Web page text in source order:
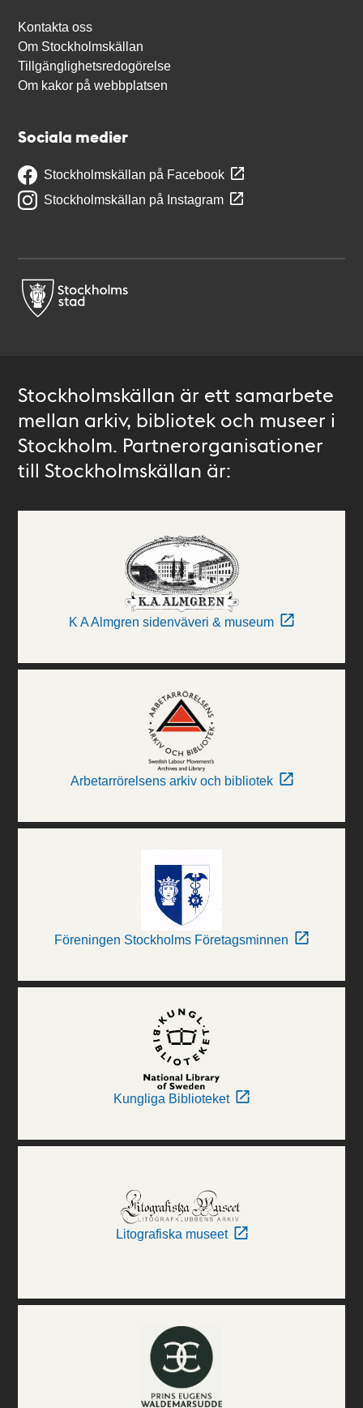
Kontakta oss
Om Stockholmskällan
Tillgänglighetsredogörelse
Om kakor på webbplatsen
Sociala medier
Stockholmskällan på Facebook
Stockholmskällan på Instagram
Stockholmskällan är ett samarbete
mellan arkiv, bibliotek och museer i
Stockholm. Partnerorganisationer
till Stockholmskällan är:
K A Almgren sidenväveri & museum
Arbetarrörelsens arkiv och bibliotek
Föreningen Stockholms Företagsminnen
Kungliga Biblioteket
Litografiska museet